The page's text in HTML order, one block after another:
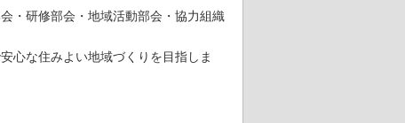
・研修部会・地域活動部会・協力組織
心な住みよい地域づくりを目指しま